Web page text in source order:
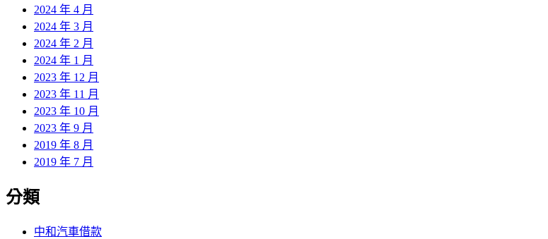
2024 年 4 月
2024 年 3 月
2024 年 2 月
2024 年 1 月
2023 年 12 月
2023 年 11 月
2023 年 10 月
2023 年 9 月
2019 年 8 月
2019 年 7 月
分類
中和汽車借款